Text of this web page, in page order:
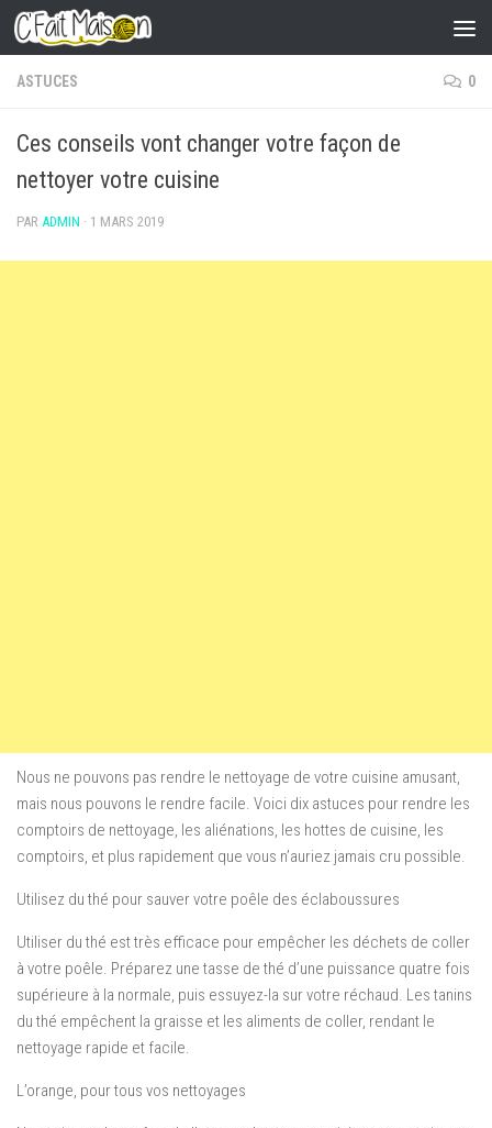
Skip to content
ASTUCES 0
Ces conseils vont changer votre façon de
nettoyer votre cuisine
PAR ADMIN · 1 MARS 2019
Nous ne pouvons pas rendre le nettoyage de votre cuisine amusant,
mais nous pouvons le rendre facile. Voici dix astuces pour rendre les
comptoirs de nettoyage, les aliénations, les hottes de cuisine, les
comptoirs, et plus rapidement que vous n’auriez jamais cru possible.
Utilisez du thé pour sauver votre poêle des éclaboussures
Utiliser du thé est très efficace pour empêcher les déchets de coller
à votre poêle. Préparez une tasse de thé d’une puissance quatre fois
supérieure à la normale, puis essuyez-la sur votre réchaud. Les tanins
du thé empêchent la graisse et les aliments de coller, rendant le
nettoyage rapide et facile.
L’orange, pour tous vos nettoyages